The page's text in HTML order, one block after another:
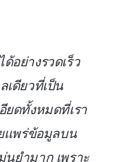
อย่างรวดเร็ว
เดียวที่เป็น
ยดทั้งหมดที่เรา
แพร่ข้อมูลบน
นยำมาก เพราะ